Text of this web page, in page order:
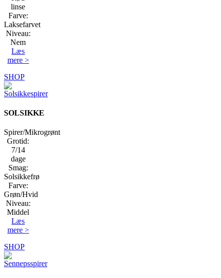
linse
Farve:
Laksefarvet
Niveau:
Nem
Læs
mere >
SHOP
SOLSIKKE
Spirer/Mikrogrønt
Grotid:
7/14
dage
Smag:
Solsikkefrø
Farve:
Grøn/Hvid
Niveau:
Middel
Læs
mere >
SHOP